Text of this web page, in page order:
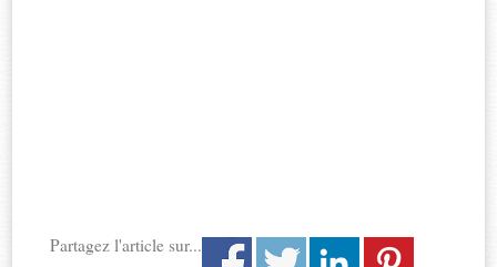
Partagez l'article sur...